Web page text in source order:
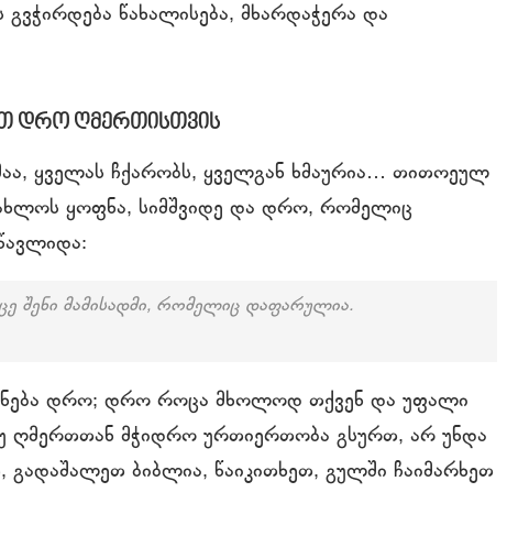
წახალისება, მხარდაჭერა და
დრო ღმერთისთვის
ყველას ჩქარობს, ყველგან ხმაურია… თითოეულ
ყოფნა, სიმშვიდე და დრო, რომელიც
შენი მამისადმი, რომელიც დაფარულია.
დრო; დრო როცა მხოლოდ თქვენ და უფალი
ღმერთთან მჭიდრო ურთიერთობა გსურთ, არ უნდა
გადაშალეთ ბიბლია, წაიკითხეთ, გულში ჩაიმარხეთ